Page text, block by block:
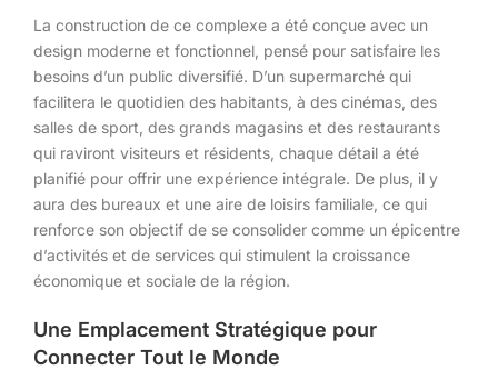
La construction de ce complexe a été conçue avec un
design moderne et fonctionnel, pensé pour satisfaire les
besoins d’un public diversifié. D’un supermarché qui
facilitera le quotidien des habitants, à des cinémas, des
salles de sport, des grands magasins et des restaurants
qui raviront visiteurs et résidents, chaque détail a été
planifié pour offrir une expérience intégrale. De plus, il y
aura des bureaux et une aire de loisirs familiale, ce qui
renforce son objectif de se consolider comme un épicentre
d’activités et de services qui stimulent la croissance
économique et sociale de la région.
Une Emplacement Stratégique pour
Connecter Tout le Monde